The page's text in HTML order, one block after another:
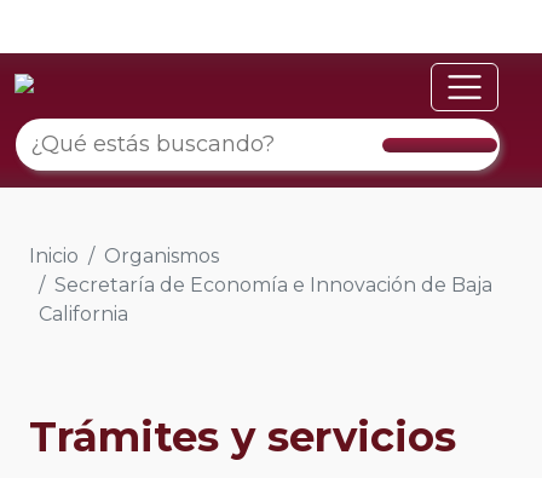
Inicio
Organismos
Secretaría de Economía e Innovación de Baja
California
Trámites y servicios